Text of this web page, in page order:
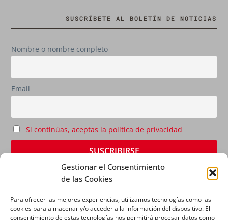
Gestionar el Consentimiento
de las Cookies
Para ofrecer las mejores experiencias, utilizamos tecnologías como las
cookies para almacenar y/o acceder a la información del dispositivo. El
consentimiento de estas tecnologías nos permitirá procesar datos como
SUSCRÍBETE AL BOLETÍN DE NOTICIAS
Nombre o nombre completo
Email
Si continúas, aceptas la política de privacidad